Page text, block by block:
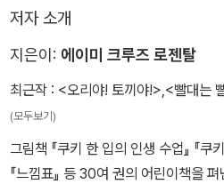
저자 소개
지은이: 에이미 크루즈 로젠탈
최근작 : <오리야! 토끼야!>,<빨대는
(모두보기)
그림책 『쿠키 한 입의 인생 수업』 『쿠
『느낌표』 등 30여 권의 어린이책을